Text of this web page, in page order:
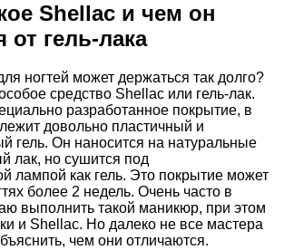
Shellac и чем он
от гель-лака
ногтей может держаться так долго?
средство Shellac или гель-лак.
разработанное покрытие, в
довольно пластичный и
гель. Он наносится на натуральные
лак, но сушится под
лампой как гель. Это покрытие может
более 2 недель. Очень часто в
выполнить такой маникюр, при этом
и Shellac. Но далеко не все мастера
чем они отличаются.